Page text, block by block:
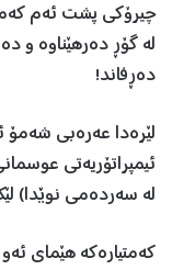
چیرۆکی پشت ئەم
لە گۆڕ دەرهێناوە و
دەڕفاند!
لێرەدا عەرەبی
ئیمپراتۆریەتی
لە سەردەمی نوێدا)
کەمتیارەکە هێمای